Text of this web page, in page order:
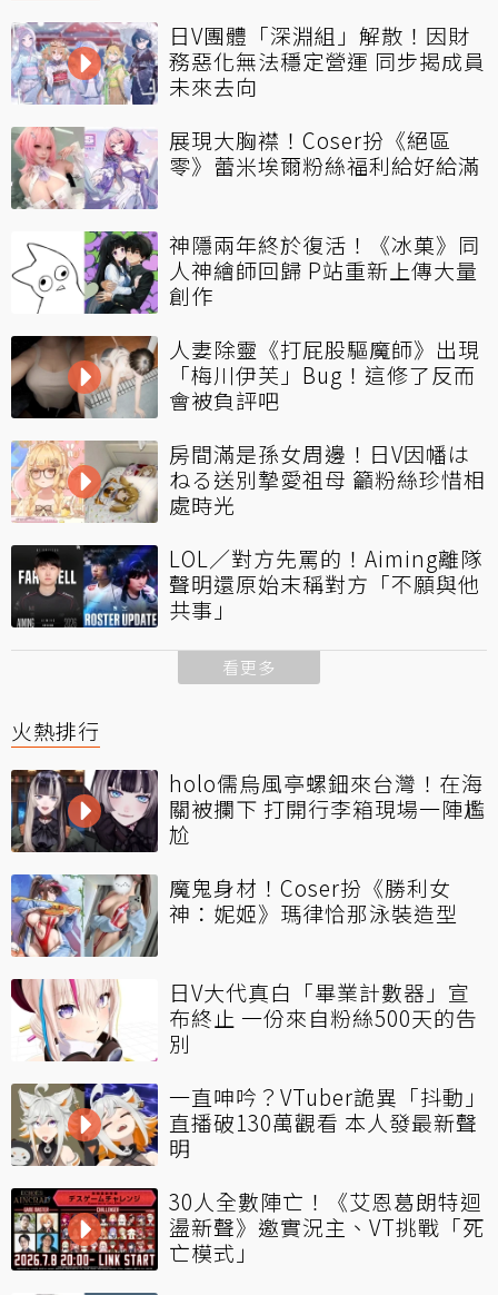
日V團體「深淵組」解散！因財
務惡化無法穩定營運 同步揭成員
未來去向
展現大胸襟！Coser扮《絕區
零》蕾米埃爾粉絲福利給好給滿
神隱兩年終於復活！《冰菓》同
人神繪師回歸 P站重新上傳大量
創作
人妻除靈《打屁股驅魔師》出現
「梅川伊芙」Bug！這修了反而
會被負評吧
房間滿是孫女周邊！日V因幡は
ねる送別摯愛祖母 籲粉絲珍惜相
處時光
LOL／對方先罵的！Aiming離隊
聲明還原始末稱對方「不願與他
共事」
看更多
火熱排行
holo儒烏風亭螺鈿來台灣！在海
關被攔下 打開行李箱現場一陣尷
尬
魔鬼身材！Coser扮《勝利女
神：妮姬》瑪律恰那泳裝造型
日V大代真白「畢業計數器」宣
布終止 一份來自粉絲500天的告
別
一直呻吟？VTuber詭異「抖動」
直播破130萬觀看 本人發最新聲
明
30人全數陣亡！《艾恩葛朗特迴
盪新聲》邀實況主、VT挑戰「死
亡模式」